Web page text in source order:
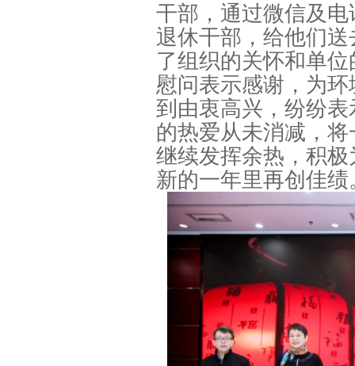
干部，通过微信及
退休干部，给他们
了组织的关怀和单
慰问表示感谢，为
到由衷高兴，纷纷
的热爱从未消减，
继续发挥余热，积
新的一年里再创佳绩